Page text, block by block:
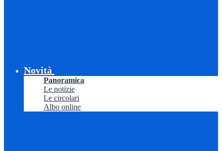
Novità
Panoramica
Le notizie
Le circolari
Albo online